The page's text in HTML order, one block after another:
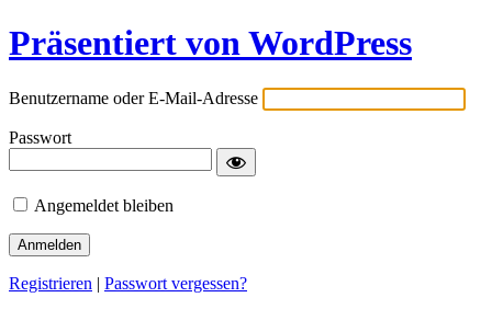
Präsentiert von WordPress
Benutzername oder E-Mail-Adresse
Passwort
Angemeldet bleiben
Registrieren | Passwort vergessen?